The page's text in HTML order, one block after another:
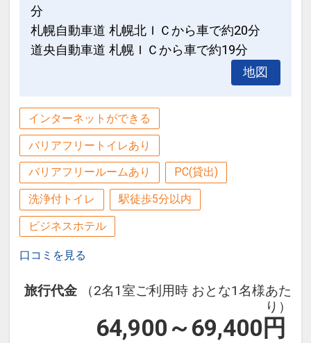
分
札幌自動車道 札幌北ＩＣから車で約20分
道央自動車道 札幌ＩＣから車で約19分
地図
インターネットができる
バリアフリートイレあり
バリアフリールームあり PC(貸出)
洗浄付トイレ 駅徒歩5分以内
ビジネスホテル
口コミを見る
旅行代金
（2名1室ご利用時 おとな1名様あた
り）
64,900～69,400 円